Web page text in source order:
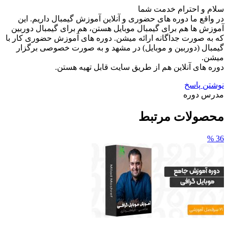
سلام و احترام خدمت شما
در واقع ما دوره های حضوری و آنلاین آموزش گیمبال داریم. این
آموزش ها هم برای گیمبال موبایل هستن، هم برای گیمبال دوربین
که به صورت جداگانه ارائه میشن. دوره های آموزش حضوری کار با
گیمبال (دوربین و موبایل) در مشهد و به صورت خصوصی برگزار
میشن.
دوره های آنلاین هم از طریق سایت قابل تهیه هستن.
نوشتن پاسخ
مدرس دوره
محصولات مرتبط
36 %